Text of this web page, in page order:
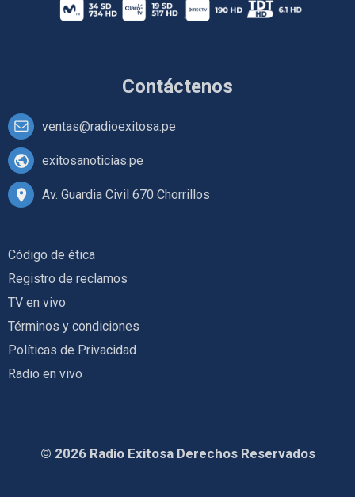
Contáctenos
ventas@radioexitosa.pe
exitosanoticias.pe
Av. Guardia Civil 670 Chorrillos
Código de ética
Registro de reclamos
TV en vivo
Términos y condiciones
Políticas de Privacidad
Radio en vivo
© 2026 Radio Exitosa Derechos Reservados